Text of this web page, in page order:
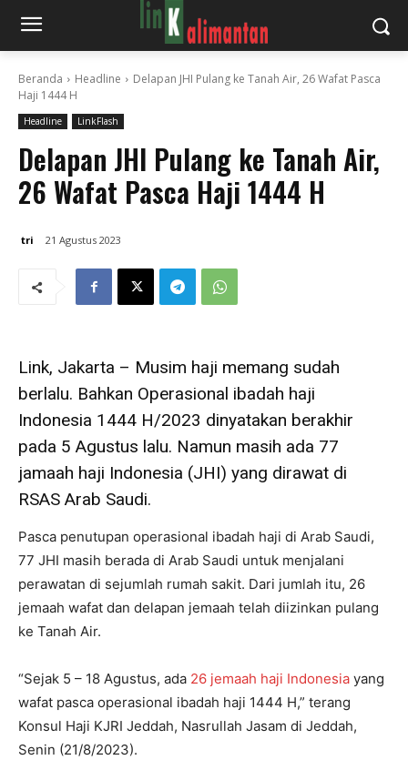
Beranda Headline
Delapan JHI Pulang ke Tanah Air, 26 Wafat Pasca
Haji 1444 H
Headline LinkFlash
Delapan JHI Pulang ke Tanah Air,
26 Wafat Pasca Haji 1444 H
tri 21 Agustus 2023
Link, Jakarta – Musim haji memang sudah
berlalu. Bahkan Operasional ibadah haji
Indonesia 1444 H/2023 dinyatakan berakhir
pada 5 Agustus lalu. Namun masih ada 77
jamaah haji Indonesia (JHI) yang dirawat di
RSAS Arab Saudi.
Pasca penutupan operasional ibadah haji di Arab Saudi,
77 JHI masih berada di Arab Saudi untuk menjalani
perawatan di sejumlah rumah sakit. Dari jumlah itu, 26
jemaah wafat dan delapan jemaah telah diizinkan pulang
ke Tanah Air.
“Sejak 5 – 18 Agustus, ada 26 jemaah haji Indonesia yang
wafat pasca operasional ibadah haji 1444 H,” terang
Konsul Haji KJRI Jeddah, Nasrullah Jasam di Jeddah,
Senin (21/8/2023).